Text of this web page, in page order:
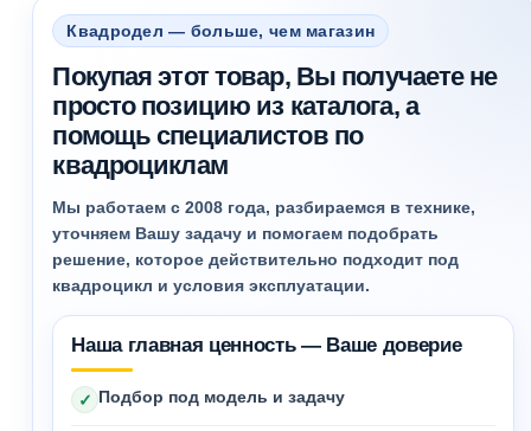
Квадродел — больше, чем магазин
Покупая этот товар, Вы получаете не
просто позицию из каталога, а
помощь специалистов по
квадроциклам
Мы работаем с 2008 года, разбираемся в технике,
уточняем Вашу задачу и помогаем подобрать
решение, которое действительно подходит под
квадроцикл и условия эксплуатации.
Наша главная ценность — Ваше доверие
✓ Подбор под модель и задачу